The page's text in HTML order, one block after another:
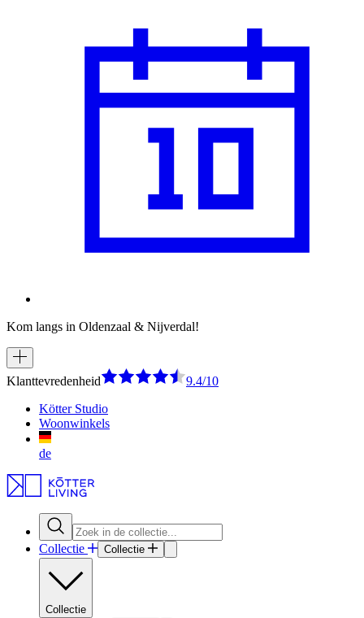
Kom langs in Oldenzaal & Nijverdal!
Klanttevredenheid
9.4/10
Kötter Studio
Woonwinkels
de
Collectie Collectie
Collectie